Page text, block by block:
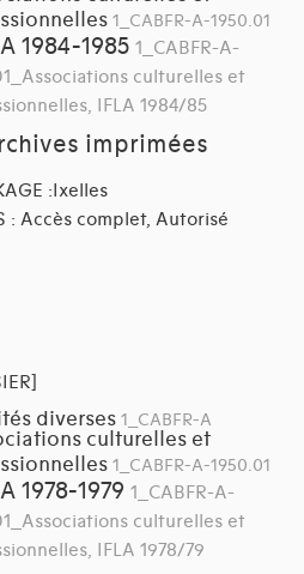
1_CABFR-A-1950.01
1984-1985 1_CABFR-A-
culturelles et
IFLA 1984/85
imprimées
:Ixelles
: Accès complet, Autorisé
diverses 1_CABFR-A
culturelles et
1_CABFR-A-1950.01
1978-1979 1_CABFR-A-
culturelles et
IFLA 1978/79